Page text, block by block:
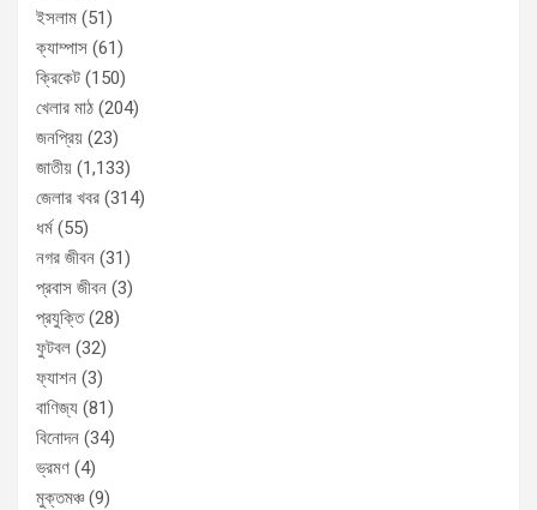
ইসলাম (51)
ক্যাম্পাস (61)
ক্রিকেট (150)
খেলার মাঠ (204)
জনপ্রিয় (23)
জাতীয় (1,133)
জেলার খবর (314)
ধর্ম(55)
নগর জীবন (31)
প্রবাস জীবন (3)
প্রযুক্তি(28)
ফুটবল (32)
ফ্যাশন (3)
বাণিজ্য (81)
বিনোদন (34)
ভ্রমণ (4)
মুক্তমঞ্চ(9)